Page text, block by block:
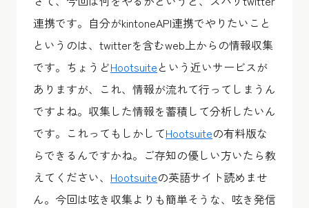
連携です。自分がkintoneAPI連携でやりたいこと
というのは、twitterを含むweb上からの情報収集
です。ちょうどHootsuiteという近いサービスが
ありますが、これ、情報が流れて行ってしまうん
ですよね。収集した情報を蓄積して分析したいん
です。これってもしかしてHootsuiteの有料版な
らできるんですかね。ご存知の優しい方いたら教
えてください、 Hootsuiteの英語サイト読めませ
ん。今回は呟き収集よりも簡単そうな、呟き発信